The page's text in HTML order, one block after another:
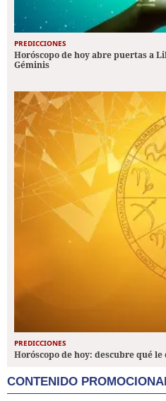
PREDICCIONES
Horóscopo de hoy abre puertas a
Géminis
PREDICCIONES
Horóscopo de hoy: descubre qué
CONTENIDO